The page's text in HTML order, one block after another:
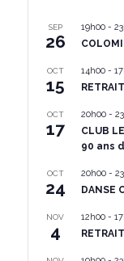
SEP
26
19h00 -
OCT
15
14h00 -
OCT
17
20h00 -
CLUB
90 ans
OCT
24
20h00 -
DANSE
NOV
4
12h00 -